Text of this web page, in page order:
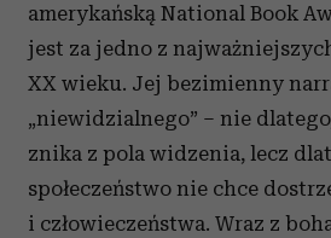
amerykańską National Book
jest za jedno z
XX wieku. Jej bezimienny
„niewidzialnego” – nie
znika z pola widzenia, lecz
społeczeństwo nie chce
i człowieczeństwa. Wraz z